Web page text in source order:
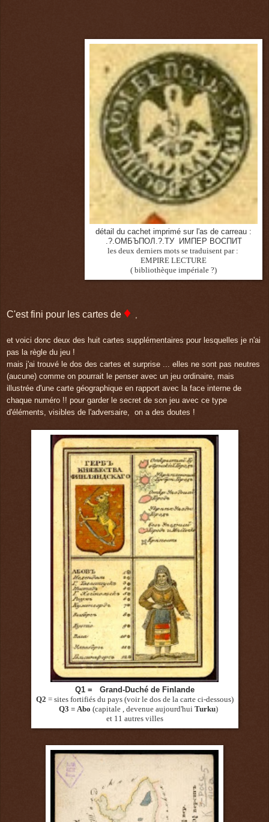
détail du cachet imprimé sur l'as de carreau :
.?.OMБЪПОЛ.?.ТУ ИМПЕР ВОСПИТ
les deux derniers mots se traduisent par :
EMPIRE LECTURE
( bibliothèque impériale ?)
C'est fini pour les cartes de ♦ ,
et voici donc deux des huit cartes supplémentaires pour lesquelles je n'ai
pas la règle du jeu !
mais j'ai trouvé le dos des cartes et surprise ... elles ne sont pas neutres
(aucune) comme on pourrait le penser avec un jeu ordinaire, mais
illustrée d'une carte géographique en rapport avec la face interne de
chaque numéro !! pour garder le secret de son jeu avec ce type
d'éléments, visibles de l'adversaire, on a des doutes !
Q1 = Grand-Duché de Finlande
Q2 = sites fortifiés du pays (voir le dos de la carte ci-dessous)
Q3 = Abo (capitale , devenue aujourd'hui Turku)
et 11 autres villes